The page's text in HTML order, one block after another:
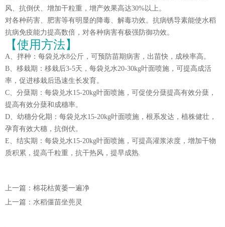
风、抗倒伏、增加干粒重，增产效果高达30%以上。
对各种药害、肥害等有明显的降毒、解毒功效。抗病锈导素能使水稻
抗病免疫能力提高数倍，对各种病害有极强防御功效。
【使用方法】
A、拌种：每袋兑水8公斤，可预防苗期病害，出苗快，成秧率高。
B、移栽期：移栽后3-5天，每袋兑水20-30kg叶面喷施，可提高成活
率，促进移栽后迅速生长发育。
C、分蘖期：每袋兑水15-20kg叶面喷施，可促使分蘖提高有效分蘖，
提高有效分蘖和成穗率。
D、幼穗分化期：每袋兑水15-20kg叶面喷施，根系发达，植株健壮，
孕育有效大穗，抗倒伏。
E、结实期：每袋兑水15-20kg叶面喷施，可提高灌浆浓度，增加干物
质积累，提高千粒重，抗干热风，提早成熟.
上一篇：棉花枯黄萎一遍净
上一篇：水稻僵苗坐蔸灵